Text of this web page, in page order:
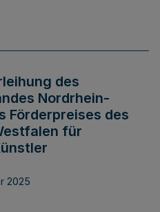
des
Nordrhein-
Förderpreises des
für
2025